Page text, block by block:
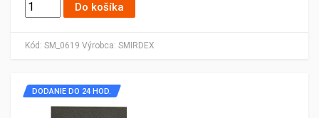
Kód: SM_0619 Výrobca: SMIRDEX
Do košíka
DODANIE DO 24 HOD.